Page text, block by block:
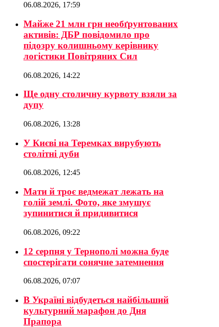
06.08.2026, 17:59
Майже 21 млн грн необґрунтованих
активів: ДБР повідомило про
підозру колишньому керівнику
логістики Повітряних Сил
06.08.2026, 14:22
Ще одну столичну курвоту взяли за
дупу
06.08.2026, 13:28
У Києві на Теремках вирубують
столітні дуби
06.08.2026, 12:45
Мати й троє ведмежат лежать на
голій землі. Фото, яке змушує
зупинитися й придивитися
06.08.2026, 09:22
12 серпня у Тернополі можна буде
спостерігати сонячне затемнення
06.08.2026, 07:07
В Україні відбудеться найбільший
культурний марафон до Дня
Прапора